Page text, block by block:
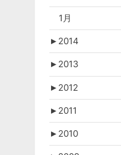
1月
► 2014
► 2013
► 2012
► 2011
► 2010